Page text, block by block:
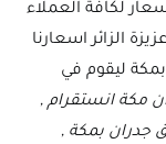
لكافة العملاء
الزائر اسعارنا
ليقوم في
مكة انستقرام ,
جدران بمكة ,